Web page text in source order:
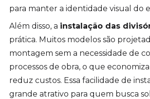
para manter a identidade visual do
Além disso, a instalação das
prática. Muitos modelos são
montagem sem a necessidade de
processos de obra, o que
reduz custos. Essa facilidade de
grande atrativo para quem busca